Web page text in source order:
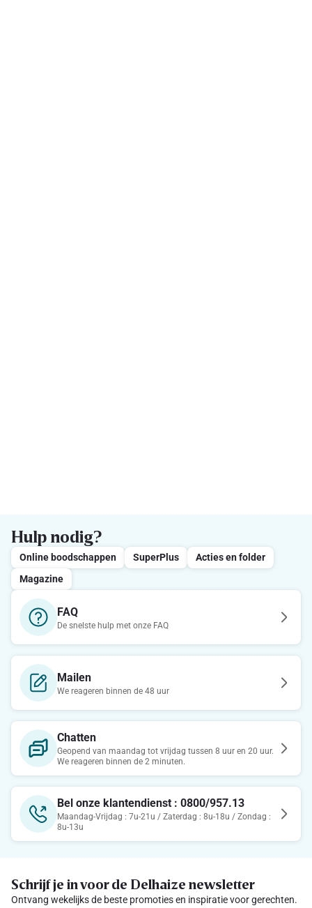
Hulp nodig?
Online boodschappen SuperPlus
Acties en folder
Magazine
FAQ
De snelste hulp met onze FAQ
Mailen
We reageren binnen de 48 uur
Chatten
Geopend van maandag tot vrijdag tussen 8 uur en 20 uur.
We reageren binnen de 2 minuten.
Bel onze klantendienst : 0800/957.13
Maandag-Vrijdag : 7u-21u / Zaterdag : 8u-18u / Zondag :
8u-13u
Schrijf je in voor de Delhaize newsletter
Ontvang wekelijks de beste promoties en inspiratie voor gerechten.